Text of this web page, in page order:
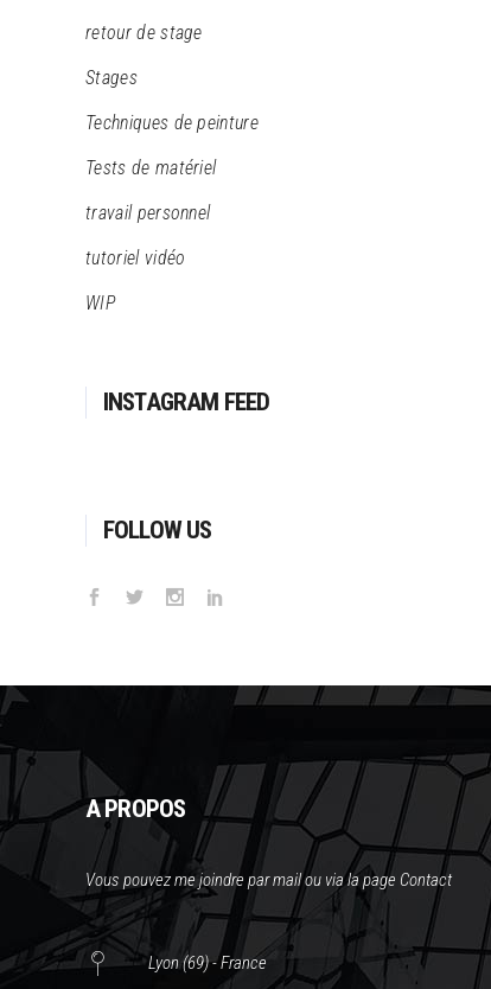
retour de stage
Stages
Techniques de peinture
Tests de matériel
travail personnel
tutoriel vidéo
WIP
INSTAGRAM FEED
FOLLOW US
A PROPOS
Vous pouvez me joindre par mail ou via la page Contact
Lyon (69) - France